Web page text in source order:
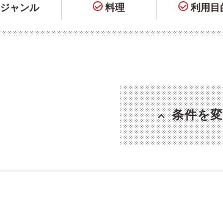
ジャンル 料理 利用目
条件を